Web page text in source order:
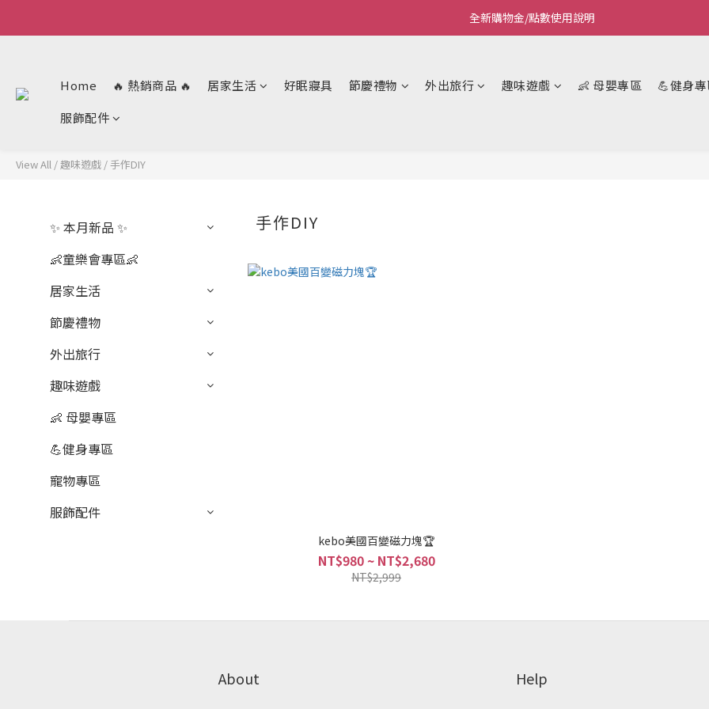
Welcome~私藏生活~
全新購物金/點數使用說明
Home 🔥 熱銷商品 🔥 居家生活 好眠寢具 節慶禮物 外出旅行 趣味遊戲 👶 母嬰專區 💪健身專
服飾配件
View All /趣味遊戲 /手作DIY
✨ 本月新品 ✨
👶童樂會專區👶
居家生活
節慶禮物
外出旅行
趣味遊戲
👶 母嬰專區
💪健身專區
寵物專區
服飾配件
手作DIY
kebo美國百變磁力塊🏆
NT$980 ~ NT$2,680
NT$2,999
About Help